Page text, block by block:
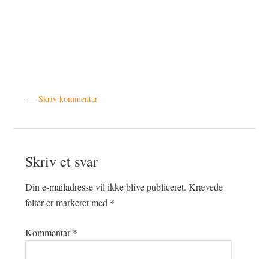
Skriv kommentar
Skriv et svar
Din e-mailadresse vil ikke blive publiceret. Krævede
felter er markeret med *
Kommentar*